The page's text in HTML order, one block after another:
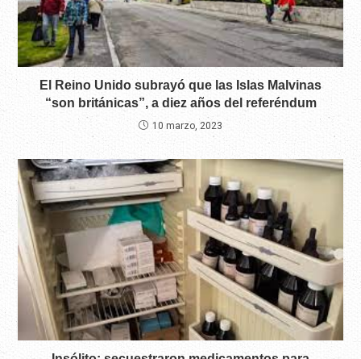
El Reino Unido subrayó que las Islas Malvinas
“son británicas”, a diez años del referéndum
10 marzo, 2023